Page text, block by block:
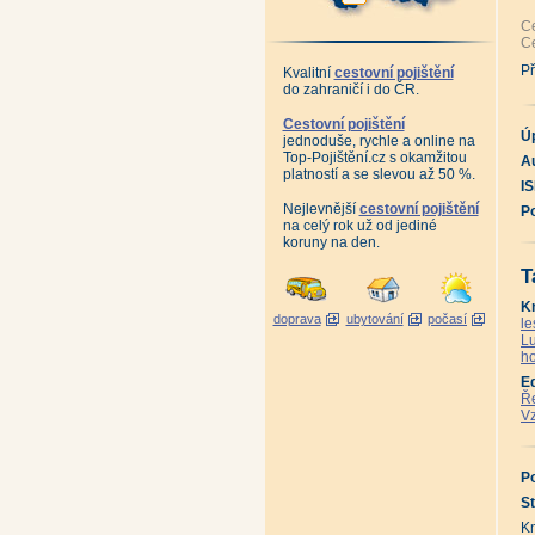
Kvalitní cestovní pojištění
do zahraničí i do ČR.
Cestovní pojištění
jednoduše, rychle a online na
Top-Pojištění.cz s okamžitou
platností a se slevou až 50 %.
Nejlevnější cestovní pojištění
na celý rok už od jediné
koruny na den.
doprava ubytování počasí